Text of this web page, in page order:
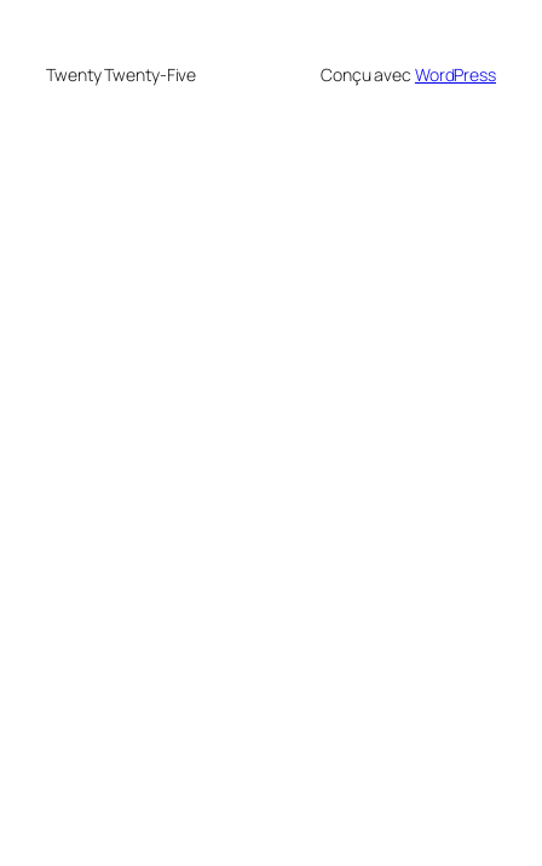
Twenty Twenty-Five Conçu avec WordPress